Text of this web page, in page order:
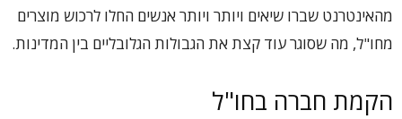
מהאינטרנט שברו שיאים ויותר ויותר אנשים החלו לרכוש מוצרים
מחו"ל, מה שסוגר עוד קצת את הגבולות הגלובליים בין המדינות.
הקמת חברה בחו"ל